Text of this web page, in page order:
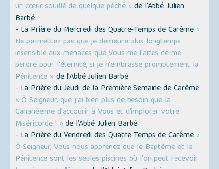
un cœur souillé de quelque péché » de l’Abbé Julien
Barbé
- La Prière du Mercredi des Quatre-Temps de Carême «
Ne permettez pas que je demeure plus longtemps
insensible aux menaces que Vous me faites de me
perdre pour l'éternité, si je n'embrasse promptement la
Pénitence » de l’Abbé Julien Barbé
- La Prière du Jeudi de la Première Semaine de Carême
« Ô Seigneur, que j'ai bien plus de besoin que la
Cananéenne d'accourir à Vous et d'implorer votre
Miséricorde ! » de l’Abbé Julien Barbé
- La Prière du Vendredi des Quatre-Temps de Carême «
Ô Seigneur, Vous nous apprenez que le Baptême et la
Pénitence sont les seules piscines où l'on peut recevoir